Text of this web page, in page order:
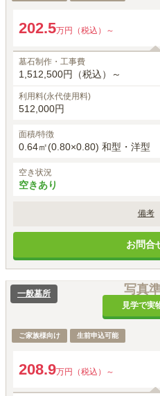
202.5万円（税込）～
墓石制作・工事費
1,512,500円（税込）～
利用料(永代使用料)
512,000円
面積/特徴
0.64㎡(0.80×0.80) 和型・洋型
空き状況
空きあり
備考
墓石工事代には、基本彫刻料（家名
お問合
写真
見学で実
一般墓所
ご家族様向け 生前申込可能
208.9万円（税込）～